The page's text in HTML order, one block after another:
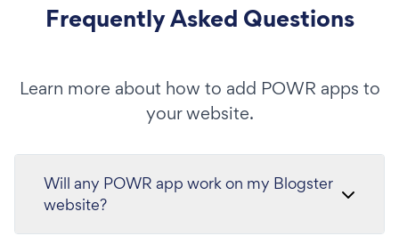
Frequently Asked Questions
Learn more about how to add POWR apps to
your website.
Will any POWR app work on my Blogster
website?